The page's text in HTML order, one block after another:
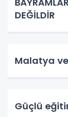
Malatya
Güçlü